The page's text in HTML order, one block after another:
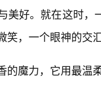
美好。就在这时
笑，一个眼神的交
的魔力，它用最温